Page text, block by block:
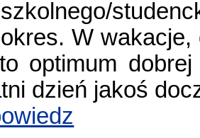
szkolnego/
okres. W
optimum
dzień jakoś